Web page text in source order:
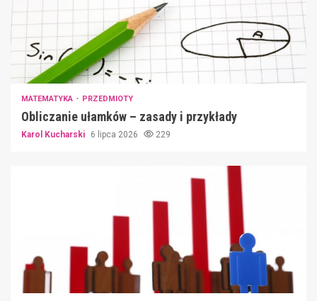
MATEMATYKA PRZEDMIOTY
Obliczanie ułamków – zasady i przykłady
Karol Kucharski 6 lipca 2026 229